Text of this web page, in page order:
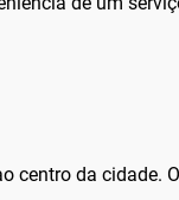
centro da cidade.